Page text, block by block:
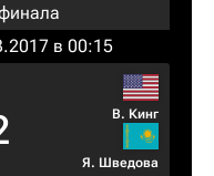
в 00:15
В. Кинг
Я. Шведова